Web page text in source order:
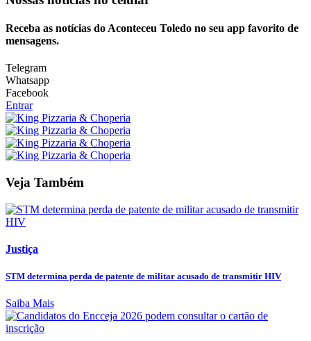
Receba as notícias do Aconteceu Toledo no seu app favorito de
mensagens.
Telegram
Whatsapp
Facebook
Entrar
Veja Também
Justiça
STM determina perda de patente de militar acusado de transmitir HIV
Saiba Mais